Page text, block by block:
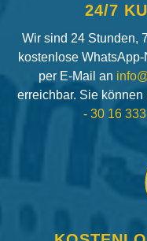
24/7
Wir sind 24 Stunden,
kostenlose WhatsApp-
per E-Mail an
erreichbar. Sie
- 30 16 333